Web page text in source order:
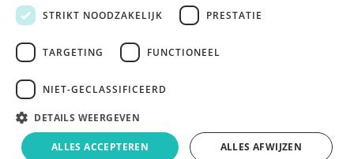
© Erasmushogeschool Brussel 2025
Cookieverklaring
Disclaimer
Gebruiksvoorwaarden
Privacyverklaring
STRIKT NOODZAKELIJK
PRESTATIE
TARGETING FUNCTIONEEL
NIET-GECLASSIFICEERD
DETAILS WEERGEVEN
ALLES ACCEPTEREN ALLES AFWIJZEN